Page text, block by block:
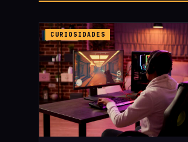
CURIOSIDADES